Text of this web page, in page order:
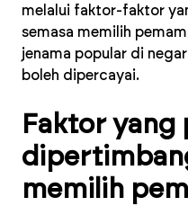
melalui faktor-faktor
semasa memilih
jenama popular di
boleh dipercayai.
Faktor yang
memilih